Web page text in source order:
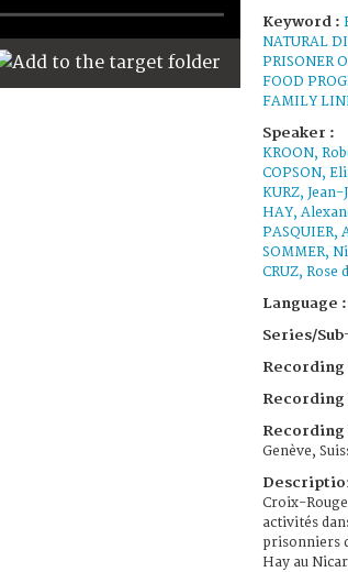
Keyword :
NATURAL
PRISONER
FOOD
FAMILY
Speaker :
KROON,
COPSON,
KURZ, Jean-
HAY,
PASQUIER,
SOMMER,
CRUZ, Rose
Language :
Series/
Recording
Recording
Genève,
Croix-
activités
prisonniers
Hay au